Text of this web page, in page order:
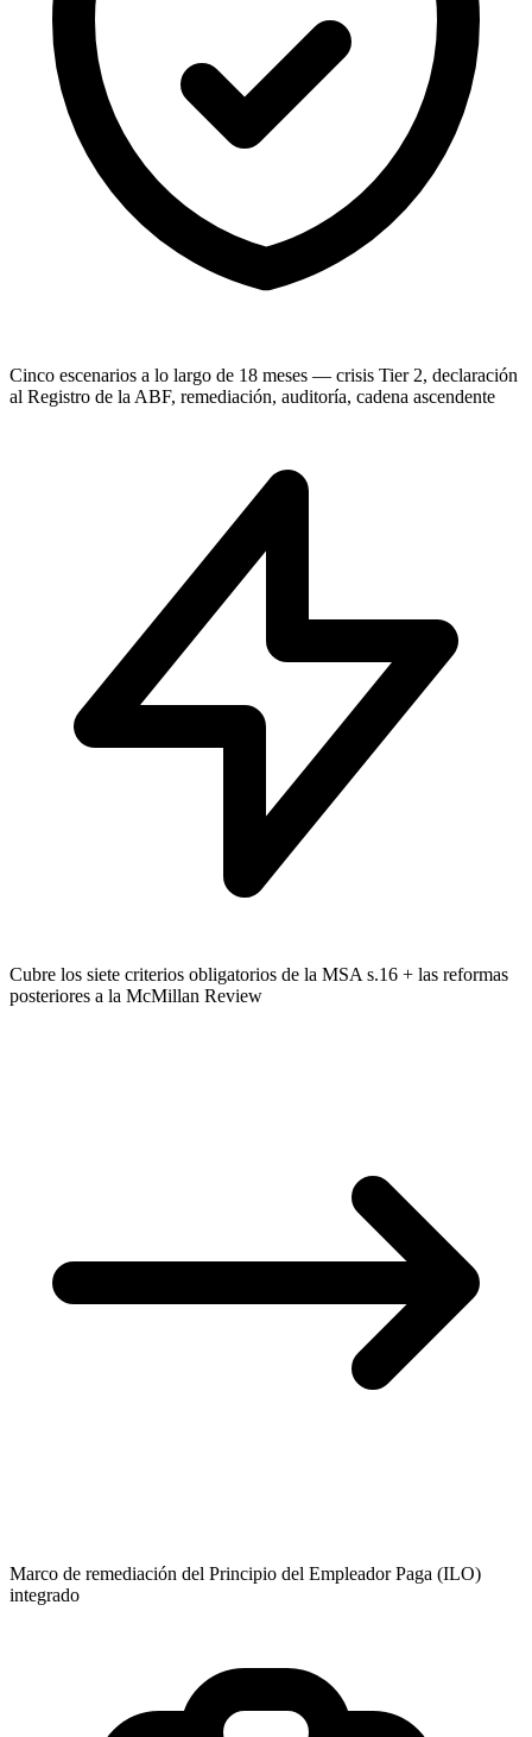
Cinco escenarios a lo largo de 18 meses — crisis Tier 2, declaración
al Registro de la ABF, remediación, auditoría, cadena ascendente
Cubre los siete criterios obligatorios de la MSA s.16 + las reformas
posteriores a la McMillan Review
Marco de remediación del Principio del Empleador Paga (ILO)
integrado